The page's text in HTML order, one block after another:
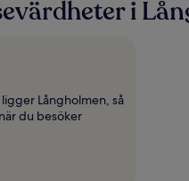
i
Långholmen, så
du besöker